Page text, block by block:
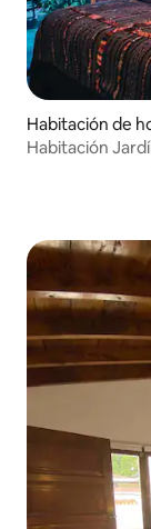
Habitación de
Habitación